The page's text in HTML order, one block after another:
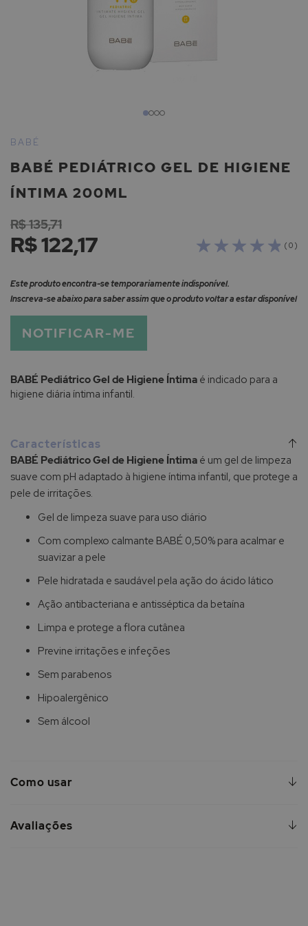
para
início
da
Galeria
imagens
BABÉ PEDIÁTRICO GEL DE HIGIENE
ÍNTIMA 200ML
BABÉ
( 0 )
R$ 122,17
R$ 135,71
Este produto encontra-se temporariamente indisponível.
Inscreva-se abaixo para saber assim que o produto voltar a estar disponível
NOTIFICAR-ME
BABÉ Pediátrico Gel de Higiene Íntima é indicado para a
higiene diária íntima infantil.
Características
BABÉ Pediátrico Gel de Higiene Íntima é um gel de limpeza
suave com pH adaptado à higiene íntima infantil, que protege a
pele de irritações.
Gel de limpeza suave para uso diário
Com complexo calmante BABÉ 0,50% para acalmar e
suavizar a pele
Pele hidratada e saudável pela ação do ácido lático
Ação antibacteriana e antisséptica da betaína
Limpa e protege a flora cutânea
Previne irritações e infeções
Sem parabenos
Hipoalergênico
Sem álcool
Como usar
Avaliações